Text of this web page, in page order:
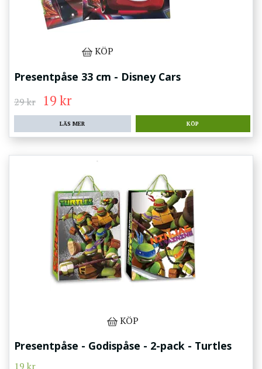
KÖP
Presentpåse 33 cm - Disney Cars
29 kr 19 kr
LÄS MER
KÖP
Presentpåse - Godispåse - 2-pack - Turtles
19 kr